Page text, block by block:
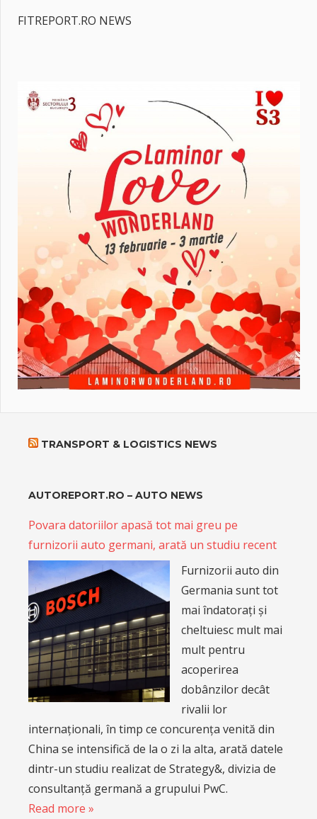
FITREPORT.RO NEWS
TRANSPORT & LOGISTICS NEWS
AUTOREPORT.RO – AUTO NEWS
Povara datoriilor apasă tot mai greu pe
furnizorii auto germani, arată un studiu recent
Furnizorii auto din
Germania sunt tot
mai îndatorați și
cheltuiesc mult mai
mult pentru
acoperirea
dobânzilor decât
rivalii lor
internaționali, în timp ce concurența venită din
China se intensifică de la o zi la alta, arată datele
dintr-un studiu realizat de Strategy&, divizia de
consultanță germană a grupului PwC.
Read more »